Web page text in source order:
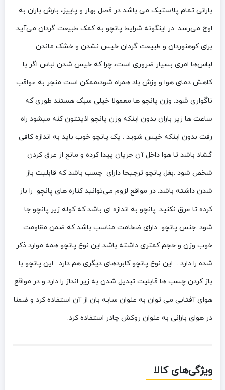
بارانی تمام پلاستیک می باشد در فصل بهار و پاییز، بارش باران به
اوج می‌رسد. در اینگونه شرایط پانچو به کمک طبیعت گردان می‌آید.
برای کوهنوردان و طبیعت گردان خیس نشدن و خشک ماندن
لباس‌ها امری بسیار ضروری است، چرا که خیس شدن لباس اگر با
کاهش دمای هوا و وزش باد همراه شود،ممکن است منجر به عواقب
ناگواری شود. وزن پانچو ها معمولا خیلی سبک هستند طوری که
ساعت ها زیر باران بدون اینکه وزن پانچو اذیتتون کنه میشود راه
رفت بدون اینکه خیس شوید . یک پانچو خوب باید به اندازه کافی
گشاد باشد تا هوا داخل آن جریان پیدا کرده و مانع از عرق کردن
شخص شود .بغل پانچو ترجیحا دارای چسب باشد که قابلیت باز
شدن داشته باشد. در مواقع لزوم می‌توانید کناره های پانچو را باز
کرده تا عرق نکنید. پانچو به اندازه ای باشد که کوله زیر پانچو جا
شود .جنس پانچو دارای ضخامت مناسب باشد که ضمن مقاومت
خوب وزن و حجم کمتری داشته باشد.این نوع پانچو همه موارد ذکر
شده را دارد . این نوع پانچو کابردهای دیگری هم دارد . این پانچو با
باز کردن چسب ها قابلیت تبدیل شدن به زیر انداز را دارد و در مواقع
هوای آفتابی می توان به عنوان سایه بان از آن استفاده کرد و ضمنا
در هوای بارانی به عنوان روکش چادر استفاده کرد.
ویژگی‌های کالا